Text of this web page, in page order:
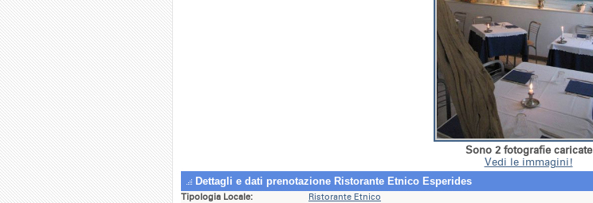
Sono 2 fotografie caricate
Vedi le immagini!
Dettagli e dati prenotazione Ristorante Etnico Esperides
Tipologia Locale:
Ristorante Etnico